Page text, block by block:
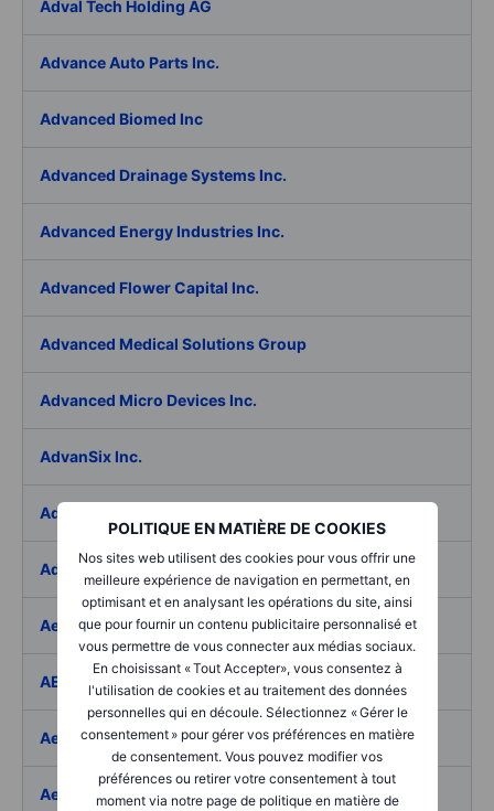
POLITIQUE EN MATIÈRE DE COOKIES
Nos sites web utilisent des cookies pour vous offrir une
meilleure expérience de navigation en permettant, en
optimisant et en analysant les opérations du site, ainsi
que pour fournir un contenu publicitaire personnalisé et
vous permettre de vous connecter aux médias sociaux.
En choisissant « Tout Accepter», vous consentez à
l'utilisation de cookies et au traitement des données
personnelles qui en découle. Sélectionnez « Gérer le
consentement » pour gérer vos préférences en matière
de consentement. Vous pouvez modifier vos
préférences ou retirer votre consentement à tout
moment via notre page de politique en matière de
Adval Tech Holding AG
Advance Auto Parts Inc.
Advanced Biomed Inc
Advanced Drainage Systems Inc.
Advanced Energy Industries Inc.
Advanced Flower Capital Inc.
Advanced Medical Solutions Group
Advanced Micro Devices Inc.
AdvanSix Inc.
Advantage Solutions Inc.
Adyen NV
Aebi Schmidt Holding AG
AECOM
Aedes SpA
Aedifica SICAFI SA